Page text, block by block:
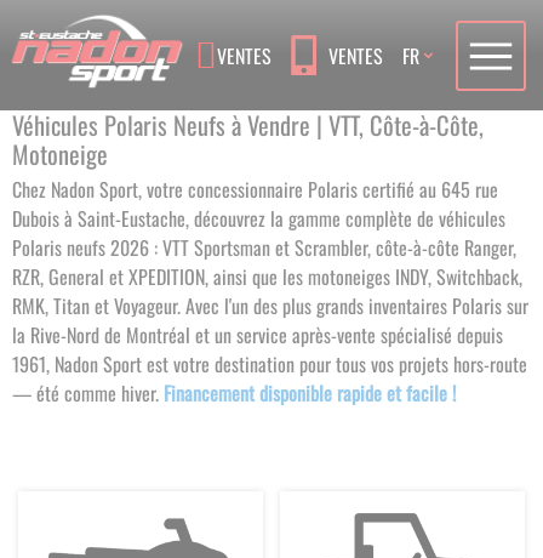
VENTES VENTES Language
FR
Véhicules Polaris Neufs à Vendre | VTT, Côte-à-Côte,
Motoneige
Chez Nadon Sport, votre concessionnaire Polaris certifié au 645 rue
Dubois à Saint-Eustache, découvrez la gamme complète de véhicules
Polaris neufs 2026 : VTT Sportsman et Scrambler, côte-à-côte Ranger,
RZR, General et XPEDITION, ainsi que les motoneiges INDY, Switchback,
RMK, Titan et Voyageur. Avec l'un des plus grands inventaires Polaris sur
la Rive-Nord de Montréal et un service après-vente spécialisé depuis
1961, Nadon Sport est votre destination pour tous vos projets hors-route
— été comme hiver. Financement disponible rapide et facile !